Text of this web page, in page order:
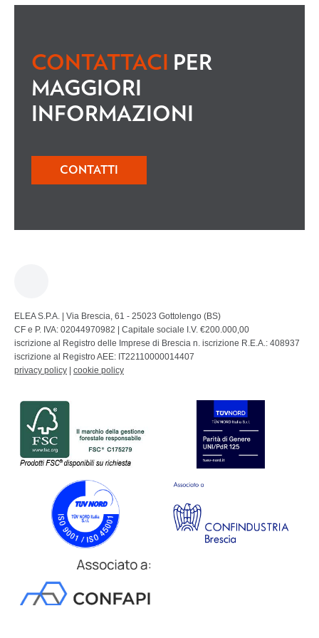
CONTATTACI
PER
MAGGIORI
INFORMAZIONI
CONTATTI
ELEA S.P.A. | Via Brescia, 61 - 25023 Gottolengo (BS)
CF e P. IVA: 02044970982 | Capitale sociale I.V. €200.000,00
iscrizione al Registro delle Imprese di Brescia n. iscrizione R.E.A.: 408937
iscrizione al Registro AEE: IT22110000014407
privacy policy
cookie policy